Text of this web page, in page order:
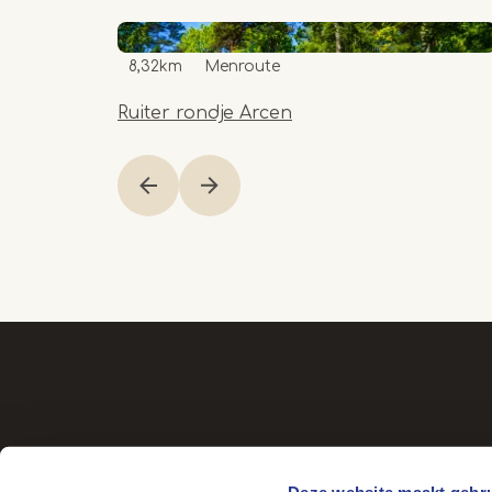
Ruiter rondje Arcen
8,32km Menroute
1
of